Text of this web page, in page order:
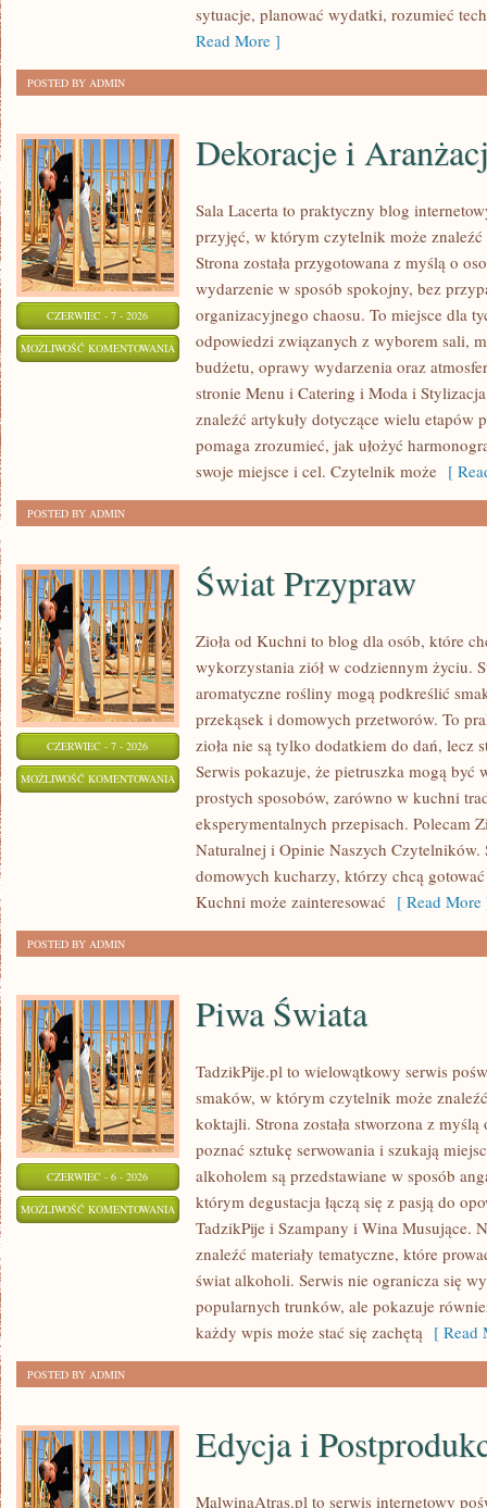
sytuacje, planować wydatki, rozumieć
Read More ]
POSTED BY ADMIN
CZERWIEC - 7 - 2026
MOŻLIWOŚĆ KOMENTOWANIA DEKORACJE
ARANŻACJE
Dekoracje i
Sala Lacerta to praktyczny blog
przyjęć, w którym czytelnik może
Strona została przygotowana z myślą o
wydarzenie w sposób spokojny, bez
organizacyjnego chaosu. To miejsce dla
odpowiedzi związanych z wyborem sali,
budżetu, oprawy wydarzenia oraz
stronie Menu i Catering i Moda i
znaleźć artykuły dotyczące wielu etapów
pomaga zrozumieć, jak ułożyć
swoje miejsce i cel. Czytelnik może [
POSTED BY ADMIN
CZERWIEC - 7 - 2026
MOŻLIWOŚĆ KOMENTOWANIA ŚWIAT
PRZYPRAW
Świat Przypraw
Zioła od Kuchni to blog dla osób, które
wykorzystania ziół w codziennym życiu.
aromatyczne rośliny mogą podkreślić
przekąsek i domowych przetworów. To
zioła nie są tylko dodatkiem do dań, lecz
Serwis pokazuje, że pietruszka mogą być
prostych sposobów, zarówno w kuchni
eksperymentalnych przepisach. Polecam
Naturalnej i Opinie Naszych Czytelników.
domowych kucharzy, którzy chcą
Kuchni może zainteresować [ Read More
POSTED BY ADMIN
CZERWIEC - 6 - 2026
MOŻLIWOŚĆ KOMENTOWANIA PIWA
ŚWIATA
Piwa Świata
TadzikPije.pl to wielowątkowy serwis
smaków, w którym czytelnik może
koktajli. Strona została stworzona z
poznać sztukę serwowania i szukają
alkoholem są przedstawiane w sposób
którym degustacja łączą się z pasją do
TadzikPije i Szampany i Wina Musujące.
znaleźć materiały tematyczne, które
świat alkoholi. Serwis nie ogranicza się
popularnych trunków, ale pokazuje
każdy wpis może stać się zachętą [ Read
POSTED BY ADMIN
Edycja i
MalwinaAtras.pl to serwis internetowy